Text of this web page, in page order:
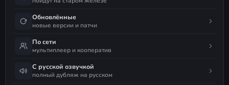
Обновлённые
новые версии и патчи
По сети
мультиплеер и кооператив
С русской озвучкой
полный дубляж на русском